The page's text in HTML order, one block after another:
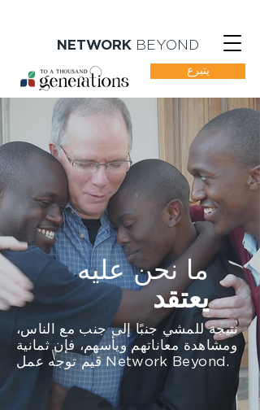
NETWORK BEYOND
يتبرع
ما نحن عليه
يعتقد
نتيجة للمشي جنبًا إلى جنب مع الناس،
ومشاهدة معاناتهم ويأسهم، فإن ثمانية
قيم توجه عمل Network Beyond.